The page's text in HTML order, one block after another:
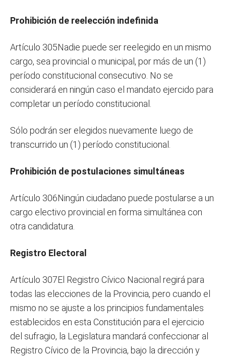
Prohibición de reelección indefinida
Artículo 305Nadie puede ser reelegido en un mismo
cargo, sea provincial o municipal, por más de un (1)
período constitucional consecutivo. No se
considerará en ningún caso el mandato ejercido para
completar un período constitucional.
Sólo podrán ser elegidos nuevamente luego de
transcurrido un (1) período constitucional.
Prohibición de postulaciones simultáneas
Artículo 306Ningún ciudadano puede postularse a un
cargo electivo provincial en forma simultánea con
otra candidatura.
Registro Electoral
Artículo 307El Registro Cívico Nacional regirá para
todas las elecciones de la Provincia, pero cuando el
mismo no se ajuste a los principios fundamentales
establecidos en esta Constitución para el ejercicio
del sufragio, la Legislatura mandará confeccionar al
Registro Cívico de la Provincia, bajo la dirección y